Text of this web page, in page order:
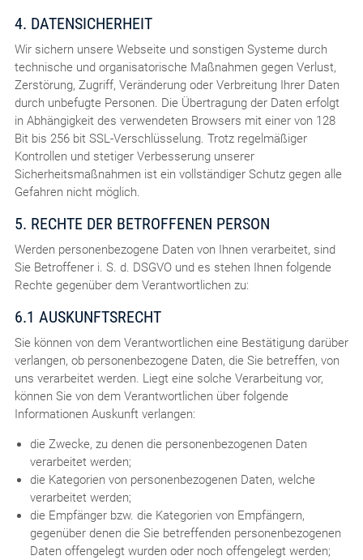
4. DATENSICHERHEIT
Wir sichern unsere Webseite und sonstigen Systeme durch
technische und organisatorische Maßnahmen gegen Verlust,
Zerstörung, Zugriff, Veränderung oder Verbreitung Ihrer Daten
durch unbefugte Personen. Die Übertragung der Daten erfolgt
in Abhängigkeit des verwendeten Browsers mit einer von 128
Bit bis 256 bit SSL-Verschlüsselung. Trotz regelmäßiger
Kontrollen und stetiger Verbesserung unserer
Sicherheitsmaßnahmen ist ein vollständiger Schutz gegen alle
Gefahren nicht möglich.
5. RECHTE DER BETROFFENEN PERSON
Werden personenbezogene Daten von Ihnen verarbeitet, sind
Sie Betroffener i. S. d. DSGVO und es stehen Ihnen folgende
Rechte gegenüber dem Verantwortlichen zu:
6.1 AUSKUNFTSRECHT
Sie können von dem Verantwortlichen eine Bestätigung darüber
verlangen, ob personenbezogene Daten, die Sie betreffen, von
uns verarbeitet werden. Liegt eine solche Verarbeitung vor,
können Sie von dem Verantwortlichen über folgende
Informationen Auskunft verlangen:
die Zwecke, zu denen die personenbezogenen Daten
verarbeitet werden;
die Kategorien von personenbezogenen Daten, welche
verarbeitet werden;
die Empfänger bzw. die Kategorien von Empfängern,
gegenüber denen die Sie betreffenden personenbezogenen
Daten offengelegt wurden oder noch offengelegt werden;